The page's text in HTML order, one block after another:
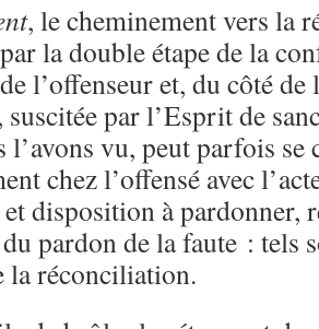
, le cheminement vers la
la double étape de la
l’offenseur et, du côté de
par l’Esprit de
l’avons vu, peut parfois se
chez l’offensé avec
disposition à pardonner,
pardon de la faute : tels
la réconciliation.